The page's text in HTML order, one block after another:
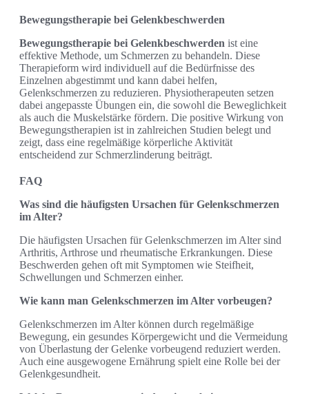
Bewegungstherapie bei Gelenkbeschwerden
Bewegungstherapie bei Gelenkbeschwerden ist eine
effektive Methode, um Schmerzen zu behandeln. Diese
Therapieform wird individuell auf die Bedürfnisse des
Einzelnen abgestimmt und kann dabei helfen,
Gelenkschmerzen zu reduzieren. Physiotherapeuten setzen
dabei angepasste Übungen ein, die sowohl die Beweglichkeit
als auch die Muskelstärke fördern. Die positive Wirkung von
Bewegungstherapien ist in zahlreichen Studien belegt und
zeigt, dass eine regelmäßige körperliche Aktivität
entscheidend zur Schmerzlinderung beiträgt.
FAQ
Was sind die häufigsten Ursachen für Gelenkschmerzen
im Alter?
Die häufigsten Ursachen für Gelenkschmerzen im Alter sind
Arthritis, Arthrose und rheumatische Erkrankungen. Diese
Beschwerden gehen oft mit Symptomen wie Steifheit,
Schwellungen und Schmerzen einher.
Wie kann man Gelenkschmerzen im Alter vorbeugen?
Gelenkschmerzen im Alter können durch regelmäßige
Bewegung, ein gesundes Körpergewicht und die Vermeidung
von Überlastung der Gelenke vorbeugend reduziert werden.
Auch eine ausgewogene Ernährung spielt eine Rolle bei der
Gelenkgesundheit.